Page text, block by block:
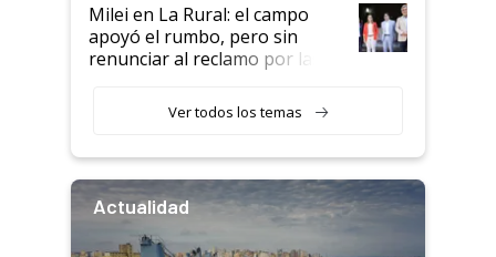
Milei en La Rural: el campo
apoyó el rumbo, pero sin
renunciar al reclamo por las
Ver todos los temas
Actualidad